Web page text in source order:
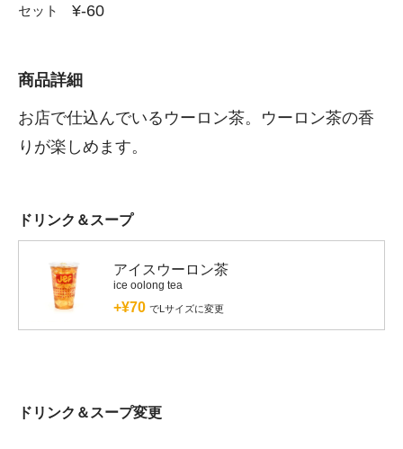
セット ¥-60
商品詳細
お店で仕込んでいるウーロン茶。ウーロン茶の香
りが楽しめます。
ドリンク＆スープ
アイスウーロン茶
ice oolong tea
+¥70 でLサイズに変更
ドリンク＆スープ変更